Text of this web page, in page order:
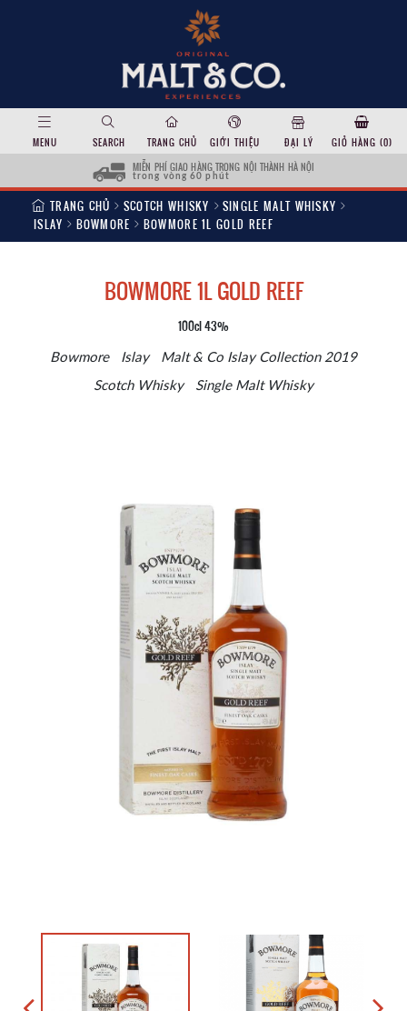
MENU SEARCH TRANG CHỦ GIỚI THIỆU ĐẠI LÝ GIỎ HÀNG (0)
MIỄN PHÍ GIAO HÀNG TRONG NỘI THÀNH HÀ NỘI
trong vòng 60 phút
TRANG CHỦ SCOTCH WHISKY
SINGLE MALT WHISKY
ISLAY
BOWMORE BOWMORE 1L GOLD REEF
BOWMORE 1L GOLD REEF
100cl 43%
Bowmore Islay Malt & Co Islay Collection 2019
Scotch Whisky Single Malt Whisky